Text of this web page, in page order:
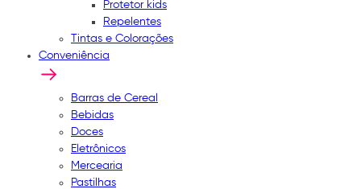
Protetor kids
Repelentes
Tintas e Colorações
Conveniência
Barras de Cereal
Bebidas
Doces
Eletrônicos
Mercearia
Pastilhas